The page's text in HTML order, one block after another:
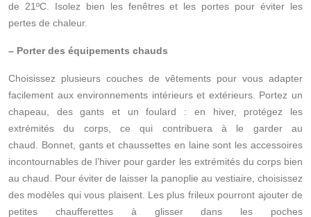
de 21ºC. Isolez bien les fenêtres et les portes pour éviter les
pertes de chaleur.
– Porter des équipements chauds
Choisissez plusieurs couches de vêtements pour vous adapter
facilement aux environnements intérieurs et extérieurs. Portez un
chapeau, des gants et un foulard : en hiver, protégez les
extrémités du corps, ce qui contribuera à le garder au
chaud. Bonnet, gants et chaussettes en laine sont les accessoires
incontournables de l’hiver pour garder les extrémités du corps bien
au chaud. Pour éviter de laisser la panoplie au vestiaire, choisissez
des modèles qui vous plaisent. Les plus frileux pourront ajouter de
petites chaufferettes à glisser dans les poches